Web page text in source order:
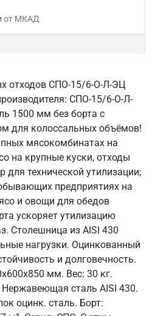
от МКАД
отходов СПО-15/6-О-Л-ЭЦ
СПО-15/6-О-Л-
1500 мм без борта с
для колоссальных объёмов!
мясокомбинатах на
на крупные куски, отходы
для технической утилизации;
предприятиях на
и овощи для обедов
ускоряет утилизацию
Столешница из AISI 430
нагрузки. Оцинкованный
и долговечность.
мм. Вес: 30 кг.
сталь AISI 430.
оцинк. сталь. Борт: